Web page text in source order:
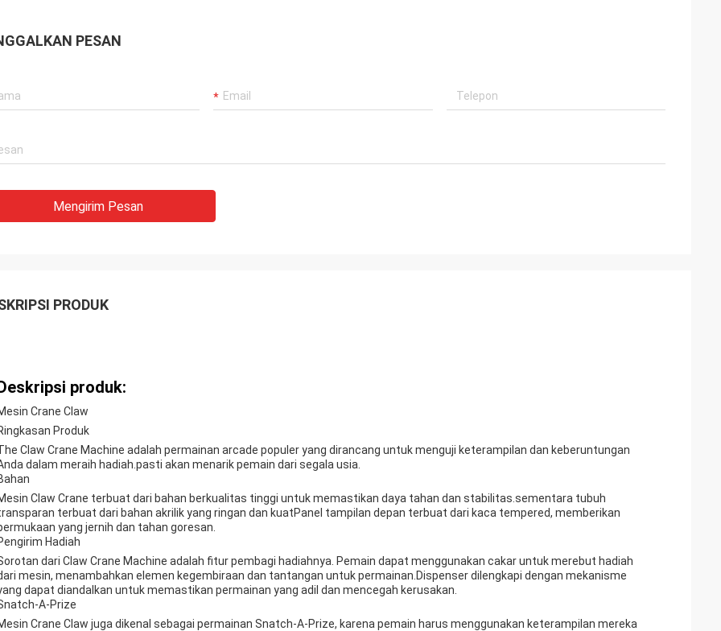
PESAN
Mengirim Pesan
PRODUK
produk:
Crane Claw
Produk
Claw Crane Machine adalah permainan arcade populer yang dirancang untuk menguji keterampilan dan keberuntungan
dalam meraih hadiah.pasti akan menarik pemain dari segala usia.
Claw Crane terbuat dari bahan berkualitas tinggi untuk memastikan daya tahan dan stabilitas.sementara tubuh
terbuat dari bahan akrilik yang ringan dan kuatPanel tampilan depan terbuat dari kaca tempered, memberikan
yang jernih dan tahan goresan.
Hadiah
dari Claw Crane Machine adalah fitur pembagi hadiahnya. Pemain dapat menggunakan cakar untuk merebut hadiah
mesin, menambahkan elemen kegembiraan dan tantangan untuk permainan.Dispenser dilengkapi dengan mekanisme
dapat diandalkan untuk memastikan permainan yang adil dan mencegah kerusakan.
A-Prize
Crane Claw juga dikenal sebagai permainan Snatch-A-Prize, karena pemain harus menggunakan keterampilan mereka